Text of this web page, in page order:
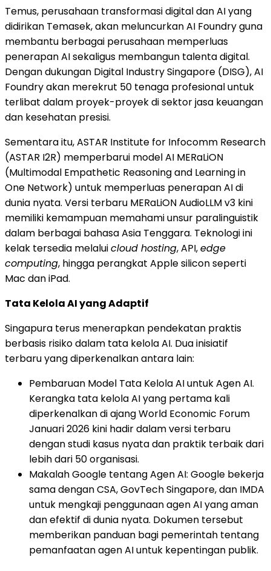
Temus, perusahaan transformasi digital dan AI yang
didirikan Temasek, akan meluncurkan AI Foundry guna
membantu berbagai perusahaan memperluas
penerapan AI sekaligus membangun talenta digital.
Dengan dukungan Digital Industry Singapore (DISG), AI
Foundry akan merekrut 50 tenaga profesional untuk
terlibat dalam proyek-proyek di sektor jasa keuangan
dan kesehatan presisi.
Sementara itu, ASTAR Institute for Infocomm Research
(ASTAR I2R) memperbarui model AI MERaLiON
(Multimodal Empathetic Reasoning and Learning in
One Network) untuk memperluas penerapan AI di
dunia nyata. Versi terbaru MERaLiON AudioLLM v3 kini
memiliki kemampuan memahami unsur paralinguistik
dalam berbagai bahasa Asia Tenggara. Teknologi ini
kelak tersedia melaluicloud hosting, API,edge
computing, hingga perangkat Apple silicon seperti
Mac dan iPad.
Tata Kelola AI yang Adaptif
Singapura terus menerapkan pendekatan praktis
berbasis risiko dalam tata kelola AI. Dua inisiatif
terbaru yang diperkenalkan antara lain:
Pembaruan Model Tata Kelola AI untuk Agen AI.
Kerangka tata kelola AI yang pertama kali
diperkenalkan di ajang World Economic Forum
Januari 2026 kini hadir dalam versi terbaru
dengan studi kasus nyata dan praktik terbaik dari
lebih dari 50 organisasi.
Makalah Google tentang Agen AI: Google bekerja
sama dengan CSA, GovTech Singapore, dan IMDA
untuk mengkaji penggunaan agen AI yang aman
dan efektif di dunia nyata. Dokumen tersebut
memberikan panduan bagi pemerintah tentang
pemanfaatan agen AI untuk kepentingan publik.